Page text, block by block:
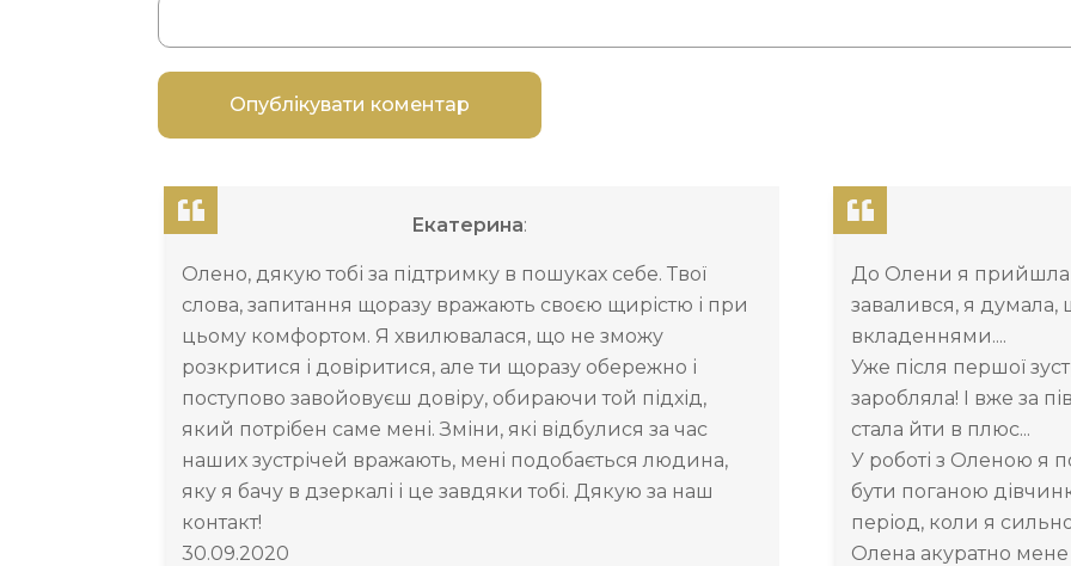
Екатерина:
Олено, дякую тобі за підтримку в пошуках себе. Твої
слова, запитання щоразу вражають своєю щирістю і при
цьому комфортом. Я хвилювалася, що не зможу
розкритися і довіритися, але ти щоразу обережно і
поступово завойовуєш довіру, обираючи той підхід,
який потрібен саме мені. Зміни, які відбулися за час
наших зустрічей вражають, мені подобається людина,
яку я бачу в дзеркалі і це завдяки тобі. Дякую за наш
контакт!
30.09.2020
До Олени я прийшла
завалився, я
вкладеннями....
Уже після першої
заробляла! І вже за
стала йти в плюс...
У роботі з Оленою я
бути поганою
період, коли я
Олена акуратно